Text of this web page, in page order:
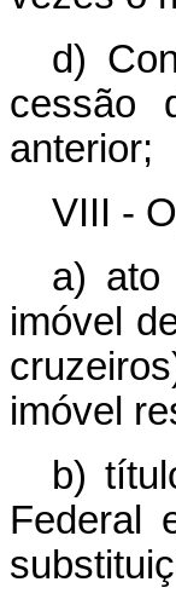
d)
cessão
anterior;
VIII -
a) ato
imóvel
imóvel
b)
Federal